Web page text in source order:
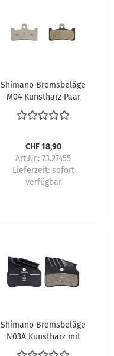
Shimano Bremsbeläge
M04 Kunstharz Paar
CHF 18,90
Art.Nr.: 73.27455
Lieferzeit: sofort
verfügbar
Shimano Bremsbeläge
N03A Kunstharz mit
Lamellen Paar